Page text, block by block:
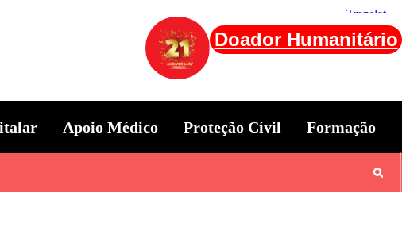
Doador Humanitário
Apoio Médico Proteção Cívil Formação